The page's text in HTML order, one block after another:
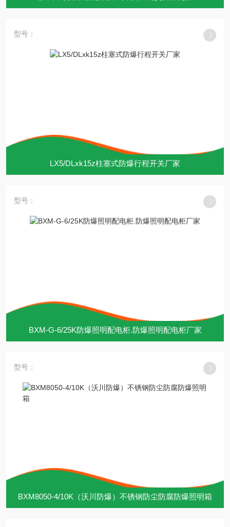
型号：
LX5/DLxk15z柱塞式防爆行程开关厂家
型号：
BXM-G-6/25K防爆照明配电柜.防爆照明配电柜厂家
型号：
BXM8050-4/10K（沃川防爆）不锈钢防尘防腐防爆照明箱